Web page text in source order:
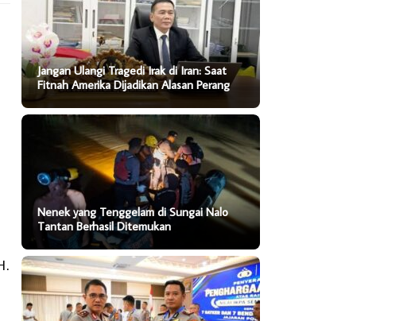
Jangan Ulangi Tragedi Irak di Iran: Saat
Fitnah Amerika Dijadikan Alasan Perang
Nenek yang Tenggelam di Sungai Nalo
Tantan Berhasil Ditemukan